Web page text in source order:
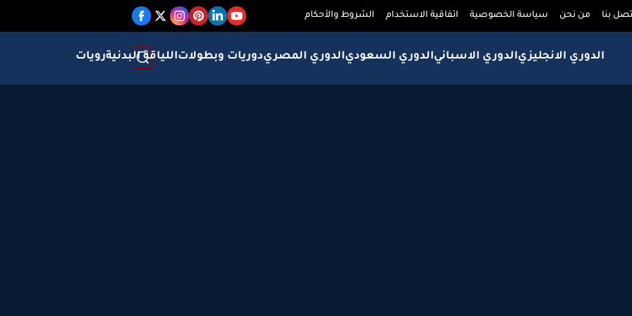
بنا من نحن سياسة الخصوصية اتفاقية الاستخدام الشروط والأحكام
الدوري الانجليزيالدوري الاسبانيالدوري السعوديالدوري المصريدوريات وبطولاتاللياقة البدنيةرويات